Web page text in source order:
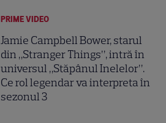
PRIME VIDEO
Jamie Campbell Bower, starul
din „Stranger Things”, intră în
universul „Stăpânul Inelelor”.
Ce rol legendar va interpreta în
sezonul 3